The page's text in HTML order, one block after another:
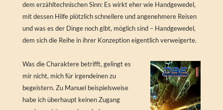
dem erzähltechnischen Sinn: Es wirkt eher wie Handgewedel,
mit dessen Hilfe plötzlich schnellere und angenehmere Reisen
und was es der Dinge noch gibt, möglich sind – Handgewedel,
dem sich die Reihe in ihrer Konzeption eigentlich verweigerte.
Was die Charaktere betrifft, gelingt es
mir nicht, mich für irgendeinen zu
begeistern. Zu Manuel beispielsweise
habe ich überhaupt keinen Zugang